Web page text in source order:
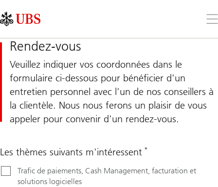
Links
Area
le
Rendez-vous
Veuillez indiquer vos coordonnées dans le
formulaire ci-dessous pour bénéficier d'un
entretien personnel avec l'un de nos conseillers à
la clientèle. Nous nous ferons un plaisir de vous
appeler pour convenir d'un rendez-vous.
Les thèmes suivants m'intéressent *
Trafic de paiements, Cash Management, facturation et
solutions logicielles